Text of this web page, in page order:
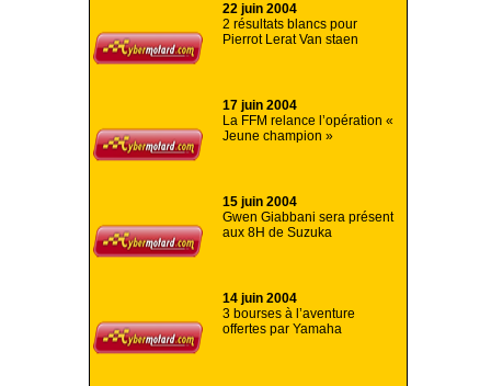
22 juin 2004
2 résultats blancs pour
Pierrot Lerat Van staen
17 juin 2004
La FFM relance l’opération «
Jeune champion »
15 juin 2004
Gwen Giabbani sera présent
aux 8H de Suzuka
14 juin 2004
3 bourses à l’aventure
offertes par Yamaha